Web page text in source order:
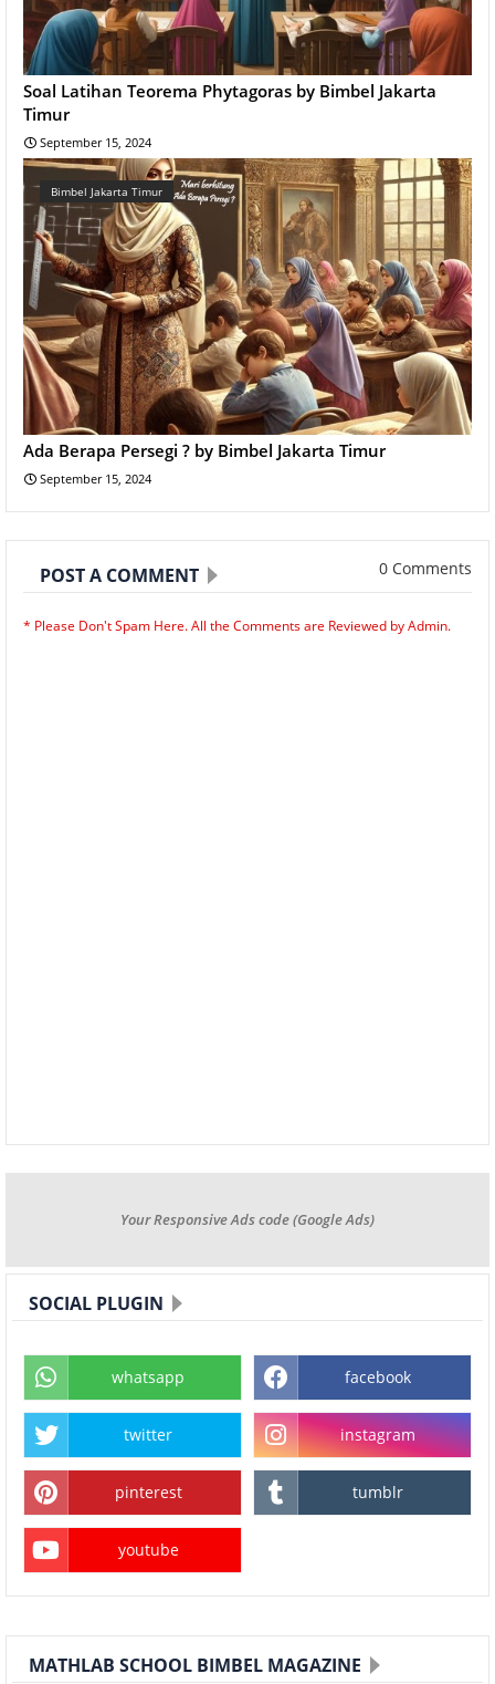
Soal Latihan Teorema Phytagoras by Bimbel Jakarta
Timur
September 15, 2024
Bimbel Jakarta Timur
Ada Berapa Persegi ? by Bimbel Jakarta Timur
September 15, 2024
POST A COMMENT 0 Comments
* Please Don't Spam Here. All the Comments are Reviewed by Admin.
Your Responsive Ads code (Google Ads)
SOCIAL PLUGIN
whatsapp facebook
twitter instagram
pinterest tumblr
youtube
MATHLAB SCHOOL BIMBEL MAGAZINE